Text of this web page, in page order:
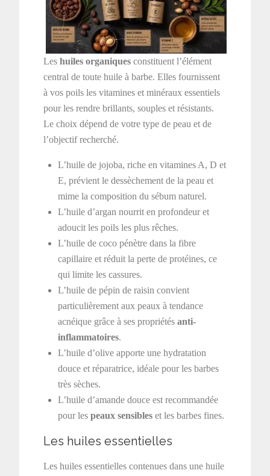
Leshuiles organiques constituent l’élément
central de toute huile à barbe. Elles fournissent
à vos poils les vitamines et minéraux essentiels
pour les rendre brillants, souples et résistants.
Le choix dépend de votre type de peau et de
l’objectif recherché.
L’huile de jojoba, riche en vitamines A, D et
E, prévient le dessèchement de la peau et
mime la composition du sébum naturel.
L’huile d’argan nourrit en profondeur et
adoucit les poils les plus rêches.
L’huile de coco pénètre dans la fibre
capillaire et réduit la perte de protéines, ce
qui limite les cassures.
L’huile de pépin de raisin convient
particulièrement aux peaux à tendance
acnéique grâce à ses propriétésanti-
inflammatoires.
L’huile d’olive apporte une hydratation
douce et réparatrice, idéale pour les barbes
très sèches.
L’huile d’amande douce est recommandée
pour lespeaux sensibles et les barbes fines.
Les huiles essentielles
Les huiles essentielles contenues dans une huile